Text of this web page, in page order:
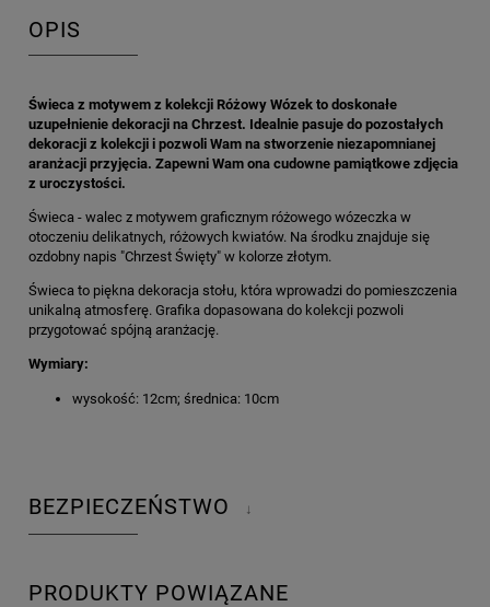
OPIS
Świeca z motywem z kolekcji Różowy Wózek to doskonałe
uzupełnienie dekoracji na Chrzest. Idealnie pasuje do pozostałych
dekoracji z kolekcji i pozwoli Wam na stworzenie niezapomnianej
aranżacji przyjęcia. Zapewni Wam ona cudowne pamiątkowe zdjęcia
z uroczystości.
Świeca - walec z motywem graficznym różowego wózeczka w
otoczeniu delikatnych, różowych kwiatów. Na środku znajduje się
ozdobny napis "Chrzest Święty" w kolorze złotym.
Świeca to piękna dekoracja stołu, która wprowadzi do pomieszczenia
unikalną atmosferę. Grafika dopasowana do kolekcji pozwoli
przygotować spójną aranżację.
Wymiary:
wysokość: 12cm; średnica: 10cm
BEZPIECZEŃSTWO ↓
PRODUKTY POWIĄZANE